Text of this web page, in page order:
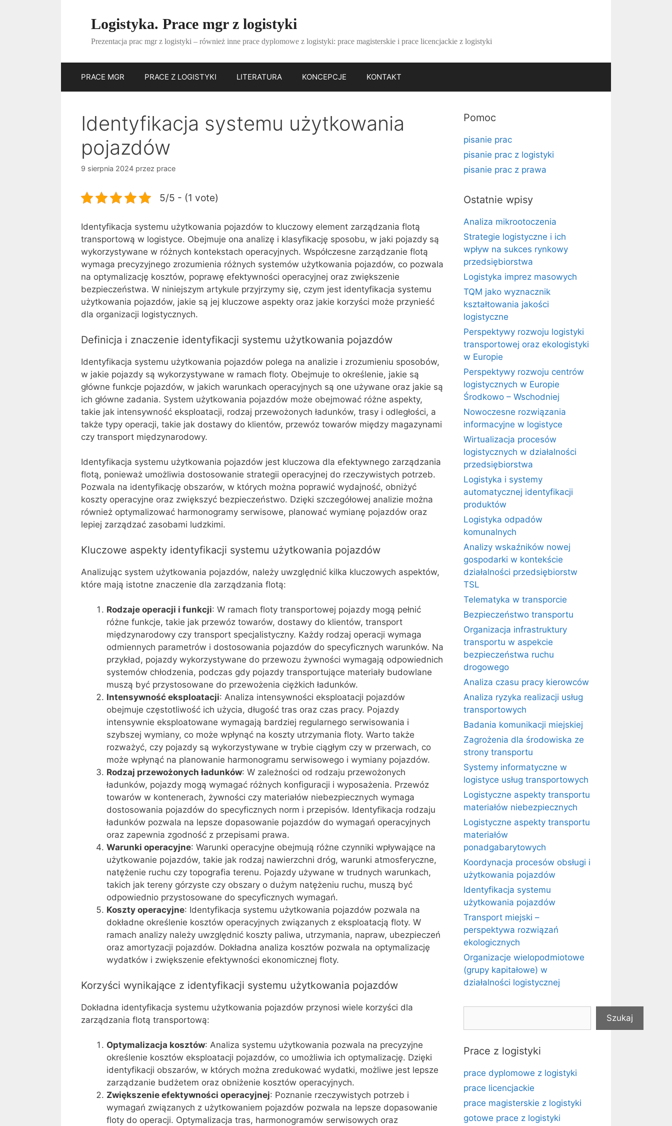
Logistyka. Prace mgr z logistyki
Prezentacja prac mgr z logistyki – również inne prace dyplomowe z logistyki: prace magisterskie i prace licencjackie z logistyki
PRACE MGR PRACE Z LOGISTYKI LITERATURA KONCEPCJE KONTAKT
Identyfikacja systemu użytkowania
pojazdów
9 sierpnia 2024 przez prace
5/5 - (1 vote)
Identyfikacja systemu użytkowania pojazdów to kluczowy element zarządzania flotą
transportową w logistyce. Obejmuje ona analizę i klasyfikację sposobu, w jaki pojazdy są
wykorzystywane w różnych kontekstach operacyjnych. Współczesne zarządzanie flotą
wymaga precyzyjnego zrozumienia różnych systemów użytkowania pojazdów, co pozwala
na optymalizację kosztów, poprawę efektywności operacyjnej oraz zwiększenie
bezpieczeństwa. W niniejszym artykule przyjrzymy się, czym jest identyfikacja systemu
użytkowania pojazdów, jakie są jej kluczowe aspekty oraz jakie korzyści może przynieść
dla organizacji logistycznych.
Definicja i znaczenie identyfikacji systemu użytkowania pojazdów
Identyfikacja systemu użytkowania pojazdów polega na analizie i zrozumieniu sposobów,
w jakie pojazdy są wykorzystywane w ramach floty. Obejmuje to określenie, jakie są
główne funkcje pojazdów, w jakich warunkach operacyjnych są one używane oraz jakie są
ich główne zadania. System użytkowania pojazdów może obejmować różne aspekty,
takie jak intensywność eksploatacji, rodzaj przewożonych ładunków, trasy i odległości, a
także typy operacji, takie jak dostawy do klientów, przewóz towarów między magazynami
czy transport międzynarodowy.
Identyfikacja systemu użytkowania pojazdów jest kluczowa dla efektywnego zarządzania
flotą, ponieważ umożliwia dostosowanie strategii operacyjnej do rzeczywistych potrzeb.
Pozwala na identyfikację obszarów, w których można poprawić wydajność, obniżyć
koszty operacyjne oraz zwiększyć bezpieczeństwo. Dzięki szczegółowej analizie można
również optymalizować harmonogramy serwisowe, planować wymianę pojazdów oraz
lepiej zarządzać zasobami ludzkimi.
Kluczowe aspekty identyfikacji systemu użytkowania pojazdów
Analizując system użytkowania pojazdów, należy uwzględnić kilka kluczowych aspektów,
które mają istotne znaczenie dla zarządzania flotą:
Rodzaje operacji i funkcji: W ramach floty transportowej pojazdy mogą pełnić
różne funkcje, takie jak przewóz towarów, dostawy do klientów, transport
międzynarodowy czy transport specjalistyczny. Każdy rodzaj operacji wymaga
odmiennych parametrów i dostosowania pojazdów do specyficznych warunków. Na
przykład, pojazdy wykorzystywane do przewozu żywności wymagają odpowiednich
systemów chłodzenia, podczas gdy pojazdy transportujące materiały budowlane
muszą być przystosowane do przewożenia ciężkich ładunków.
Intensywność eksploatacji: Analiza intensywności eksploatacji pojazdów
obejmuje częstotliwość ich użycia, długość tras oraz czas pracy. Pojazdy
intensywnie eksploatowane wymagają bardziej regularnego serwisowania i
szybszej wymiany, co może wpłynąć na koszty utrzymania floty. Warto także
rozważyć, czy pojazdy są wykorzystywane w trybie ciągłym czy w przerwach, co
może wpłynąć na planowanie harmonogramu serwisowego i wymiany pojazdów.
Rodzaj przewożonych ładunków: W zależności od rodzaju przewożonych
ładunków, pojazdy mogą wymagać różnych konfiguracji i wyposażenia. Przewóz
towarów w kontenerach, żywności czy materiałów niebezpiecznych wymaga
dostosowania pojazdów do specyficznych norm i przepisów. Identyfikacja rodzaju
ładunków pozwala na lepsze dopasowanie pojazdów do wymagań operacyjnych
oraz zapewnia zgodność z przepisami prawa.
Warunki operacyjne: Warunki operacyjne obejmują różne czynniki wpływające na
użytkowanie pojazdów, takie jak rodzaj nawierzchni dróg, warunki atmosferyczne,
natężenie ruchu czy topografia terenu. Pojazdy używane w trudnych warunkach,
takich jak tereny górzyste czy obszary o dużym natężeniu ruchu, muszą być
odpowiednio przystosowane do specyficznych wymagań.
Koszty operacyjne: Identyfikacja systemu użytkowania pojazdów pozwala na
dokładne określenie kosztów operacyjnych związanych z eksploatacją floty. W
ramach analizy należy uwzględnić koszty paliwa, utrzymania, napraw, ubezpieczeń
oraz amortyzacji pojazdów. Dokładna analiza kosztów pozwala na optymalizację
wydatków i zwiększenie efektywności ekonomicznej floty.
Korzyści wynikające z identyfikacji systemu użytkowania pojazdów
Dokładna identyfikacja systemu użytkowania pojazdów przynosi wiele korzyści dla
zarządzania flotą transportową:
Optymalizacja kosztów: Analiza systemu użytkowania pozwala na precyzyjne
określenie kosztów eksploatacji pojazdów, co umożliwia ich optymalizację. Dzięki
identyfikacji obszarów, w których można zredukować wydatki, możliwe jest lepsze
zarządzanie budżetem oraz obniżenie kosztów operacyjnych.
Zwiększenie efektywności operacyjnej: Poznanie rzeczywistych potrzeb i
wymagań związanych z użytkowaniem pojazdów pozwala na lepsze dopasowanie
floty do operacji. Optymalizacja tras, harmonogramów serwisowych oraz
Pomoc
pisanie prac
pisanie prac z logistyki
pisanie prac z prawa
Ostatnie wpisy
Analiza mikrootoczenia
Strategie logistyczne i ich
wpływ na sukces rynkowy
przedsiębiorstwa
Logistyka imprez masowych
TQM jako wyznacznik
kształtowania jakości
logistyczne
Perspektywy rozwoju logistyki
transportowej oraz ekologistyki
w Europie
Perspektywy rozwoju centrów
logistycznych w Europie
Środkowo – Wschodniej
Nowoczesne rozwiązania
informacyjne w logistyce
Wirtualizacja procesów
logistycznych w działalności
przedsiębiorstwa
Logistyka i systemy
automatycznej identyfikacji
produktów
Logistyka odpadów
komunalnych
Analizy wskaźników nowej
gospodarki w kontekście
działalności przedsiębiorstw
TSL
Telematyka w transporcie
Bezpieczeństwo transportu
Organizacja infrastruktury
transportu w aspekcie
bezpieczeństwa ruchu
drogowego
Analiza czasu pracy kierowców
Analiza ryzyka realizacji usług
transportowych
Badania komunikacji miejskiej
Zagrożenia dla środowiska ze
strony transportu
Systemy informatyczne w
logistyce usług transportowych
Logistyczne aspekty transportu
materiałów niebezpiecznych
Logistyczne aspekty transportu
materiałów
ponadgabarytowych
Koordynacja procesów obsługi i
użytkowania pojazdów
Identyfikacja systemu
użytkowania pojazdów
Transport miejski –
perspektywa rozwiązań
ekologicznych
Organizacje wielopodmiotowe
(grupy kapitałowe) w
działalności logistycznej
Szukaj
Prace z logistyki
prace dyplomowe z logistyki
prace licencjackie
prace magisterskie z logistyki
gotowe prace z logistyki